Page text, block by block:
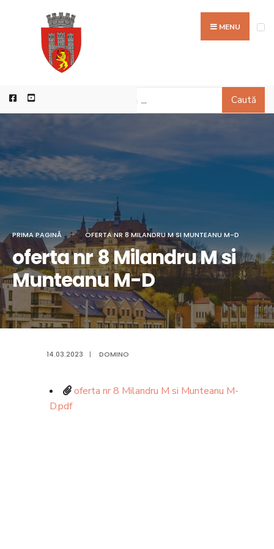
MENU
Caută
PRIMA PAGINĂ OFERTA NR 8 MILANDRU M SI MUNTEANU M-D
oferta nr 8 Milandru M si
Munteanu M-D
14.03.2023 | DOMINO
oferta nr 8 Milandru M si Munteanu M-
D.pdf